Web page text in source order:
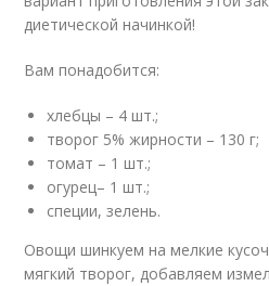
диетической начинкой!
Вам понадобится:
хлебцы – 4 шт.;
творог 5% жирности – 130 г;
томат – 1 шт.;
огурец– 1 шт.;
специи, зелень.
Овощи шинкуем на мелкие
мягкий творог, добавляем